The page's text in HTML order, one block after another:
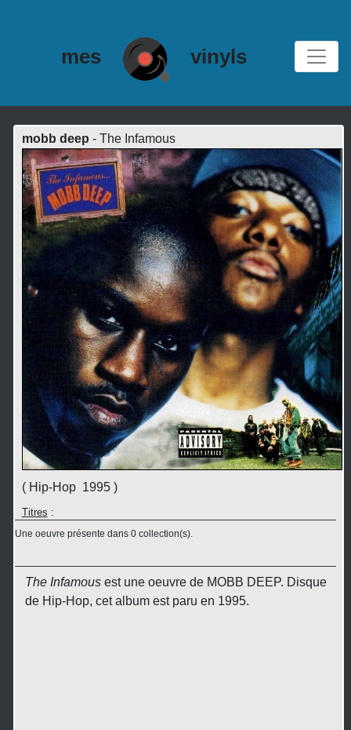
mes vinyls
mobb deep - The Infamous
( Hip-Hop 1995 )
Titres :
Une oeuvre présente dans 0 collection(s).
The Infamousest une oeuvre de MOBB DEEP. Disque
de Hip-Hop, cet album est paru en 1995.